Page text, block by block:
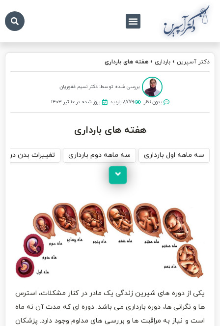
دکتر آسپرین » بارداری » هفته های بارداری
بررسی شده توسط: دکتر نسیم غفوریان
بدون نظر 8779 بازدید بروز شده در ۱۰ تیر ۱۴۰۳
هفته های بارداری
سه ماهه اول بارداری سه ماهه دوم بارداری تغییرات بدن در
یکی از دوره های شیرین زندگی یک مادر در کنار مشکلات، استرس
ها و نگرانی ها، دوره بارداری می باشد. دوره ای که مدت آن نه ماه
است و نیاز به مراقبت ها و بررسی های مداوم وجود دارد. پزشکان